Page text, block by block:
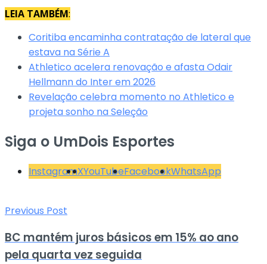
LEIA TAMBÉM:
Coritiba encaminha contratação de lateral que
estava na Série A
Athletico acelera renovação e afasta Odair
Hellmann do Inter em 2026
Revelação celebra momento no Athletico e
projeta sonho na Seleção
Siga o UmDois Esportes
InstagramXYouTubeFacebookWhatsApp
Previous Post
BC mantém juros básicos em 15% ao ano
pela quarta vez seguida